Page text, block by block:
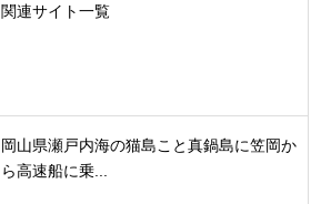
関連サイト一覧
岡山県瀬戸内海の猫島こと真鍋島に笠岡か
ら高速船に乗...